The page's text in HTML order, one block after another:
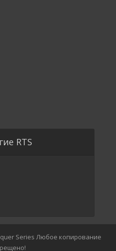
RTS
Series Любое копирование